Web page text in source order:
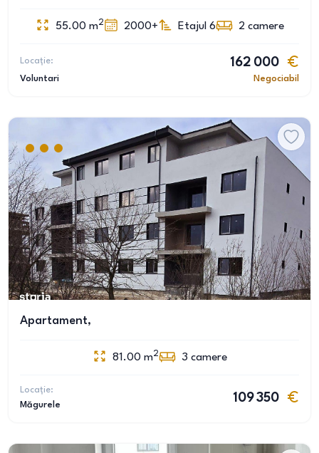
55.00 m2 2000+ Etajul 6 2 camere
Locație:
Voluntari
162 000
Negociabil
Apartament,
81.00 m2 3 camere
Locație:
Măgurele
109 350